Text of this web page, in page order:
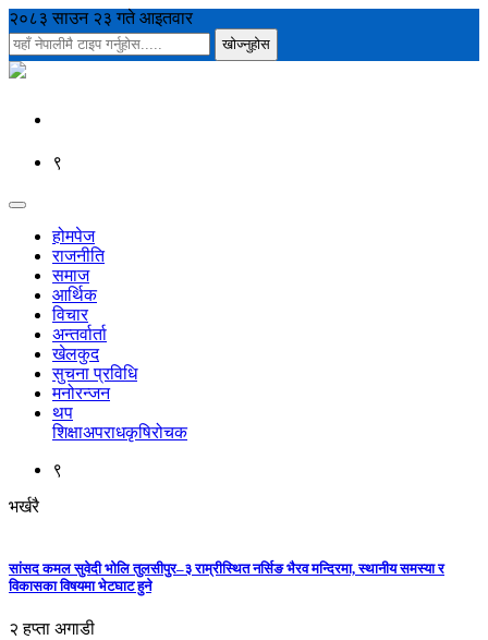
२०८३ साउन २३ गते आइतवार
९
होमपेज
राजनीति
समाज
आर्थिक
विचार
अन्तर्वार्ता
खेलकुद
सुचना प्रविधि
मनोरन्जन
थप
शिक्षाअपराधकृषिरोचक
९
भर्खरै
सांसद कमल सुवेदी भोलि तुलसीपुर–३ राम्रीस्थित नर्सिङ भैरव मन्दिरमा, स्थानीय समस्या र
विकासका विषयमा भेटघाट हुने
२ हप्ता अगाडी